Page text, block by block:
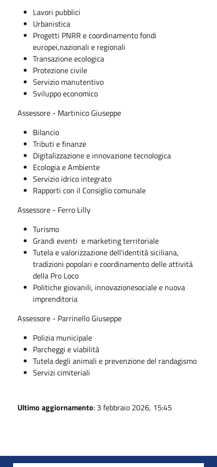
Lavori pubblici
Urbanistica
Progetti PNRR e coordinamento fondi
europei,nazionali e regionali
Transazione ecologica
Protezione civile
Servizio manutentivo
Sviluppo economico
Assessore - Martinico Giuseppe
Bilancio
Tributi e finanze
Digitalizzazione e innovazione tecnologica
Ecologia e Ambiente
Servizio idrico integrato
Rapporti con il Consiglio comunale
Assessore - Ferro Lilly
Turismo
Grandi eventi e marketing territoriale
Tutela e valorizzazione dell'identità siciliana,
tradizioni popolari e coordinamento delle attività
della Pro Loco
Politiche giovanili, innovazionesociale e nuova
imprenditoria
Assessore - Parrinello Giuseppe
Polizia municipale
Parcheggi e viabilità
Tutela degli animali e prevenzione del randagismo
Servizi cimiteriali
Ultimo aggiornamento: 3 febbraio 2026, 15:45